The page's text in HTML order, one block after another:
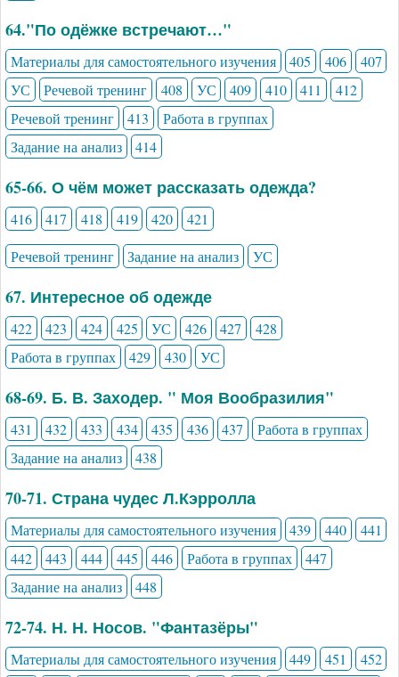
64."По одёжке встречают…"
Материалы для самостоятельного изучения 405 406
407
УС
Речевой тренинг 408 УС 409 410 411
412
Речевой тренинг
413
Работа в группах
Задание на анализ
414
65-66. О чём может рассказать одежда?
416 417 418 419 420
421
Речевой тренинг
Задание на анализ УС
67. Интересное об одежде
422 423 424 425 УС 426 427
428
Работа в группах
429 430 УС
68-69. Б. В. Заходер. " Моя Вообразилия"
431 432 433 434 435 436 437
Работа в группах
Задание на анализ
438
70-71. Страна чудес Л.Кэрролла
Материалы для самостоятельного изучения 439 440
441
442
443 444 445 446 Работа в группах
447
Задание на анализ
448
72-74. Н. Н. Носов. "Фантазёры"
Материалы для самостоятельного изучения 449 451
452